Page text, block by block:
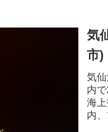
気
市)
気
内
海
内